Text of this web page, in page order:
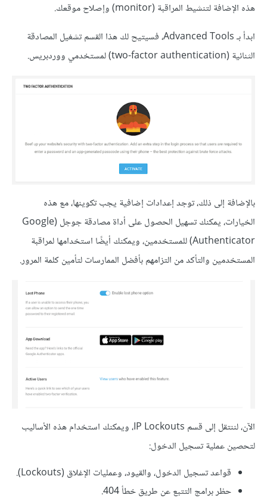
هذه الإضافة لتنشيط المراقبة (monitor) وإصلاح موقعك.
ابدأ بـ Advanced Tools، فسيتيح لك هذا القسم تشغيل المصادقة
الثنائية (two-factor authentication) لمستخدمي ووردبريس.
بالإضافة إلى ذلك، توجد إعدادات إضافية يجب تكوينها، مع هذه
الخيارات، يمكنك تسهيل الحصول على أداة مصادقة جوجل (Google
Authenticator) للمستخدمين، ويمكنك أيضًا استخدامها لمراقبة
المستخدمين والتأكد من التزامهم بأفضل الممارسات لتأمين كلمة المرور.
الآن، لننتقل إلى قسم IP Lockouts، ويمكنك استخدام هذه الأساليب
لتحصين عملية تسجيل الدخول:
قواعد تسجيل الدخول، والقيود، وعمليات الإغلاق (Lockouts).
حظر برامج التتبع عن طريق خطأ 404.